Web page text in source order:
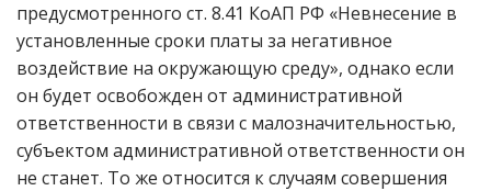
предусмотренного ст. 8.41 КоАП РФ «Невнесение в
установленные сроки платы за негативное
воздействие на окружающую среду», однако если
он будет освобожден от административной
ответственности в связи с малозначительностью,
субъектом административной ответственности он
не станет. То же относится к случаям совершения